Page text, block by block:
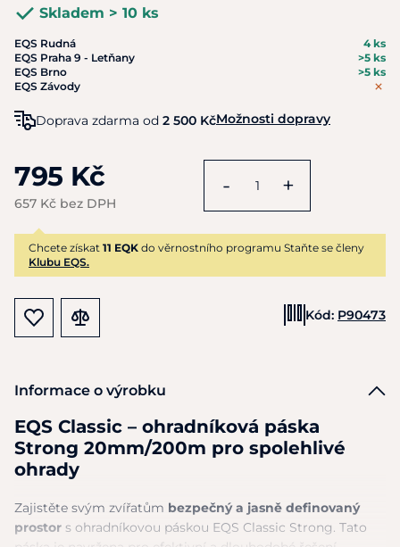
Skladem > 10 ks
EQS Rudná
4 ks
EQS Praha 9 - Letňany
>5 ks
EQS Brno
>5 ks
EQS Závody
Doprava zdarma od 2 500 KčMožnosti dopravy
795 Kč
657 Kč bez DPH
- +
Chcete získat 11 EQK do věrnostního programu Staňte se členy
Klubu EQS.
Kód: P90473
Informace o výrobku
EQS Classic – ohradníková páska
Strong 20mm/200m pro spolehlivé
ohrady
Zajistěte svým zvířatům bezpečný a jasně definovaný
prostor s ohradníkovou páskou EQS Classic Strong. Tato